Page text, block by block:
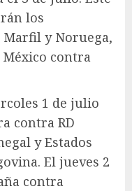
los
Marfil y Noruega,
México contra
1 de julio
contra RD
y Estados
El jueves 2
contra